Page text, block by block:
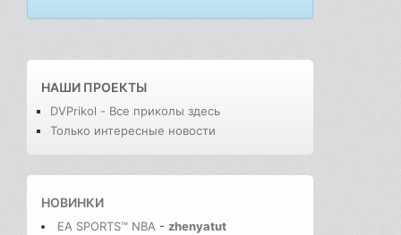
НАШИ ПРОЕКТЫ
DVPrikol - Все приколы здесь
Только интересные новости
НОВИНКИ
EA SPORTS™ NBA - zhenyatut